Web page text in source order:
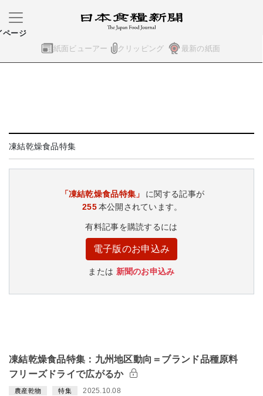
紙面ビューアー クリッピング 最新の紙面
ページ
凍結乾燥食品特集
「凍結乾燥食品特集」
に関する記事が
255本公開されています。
有料記事を購読するには
電子版のお申込み
または 新聞のお申込み
凍結乾燥食品特集：九州地区動向＝ブランド品種原料
フリーズドライで広がるか
農産乾物 特集 2025.10.08